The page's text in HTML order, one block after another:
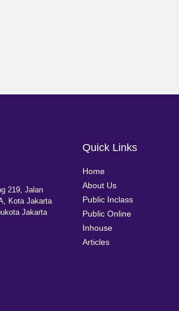
219, Jalan
Kota Jakarta
Jakarta
Quick Links
Home
About Us
Public Inclass
Public Online
Inhouse
Articles